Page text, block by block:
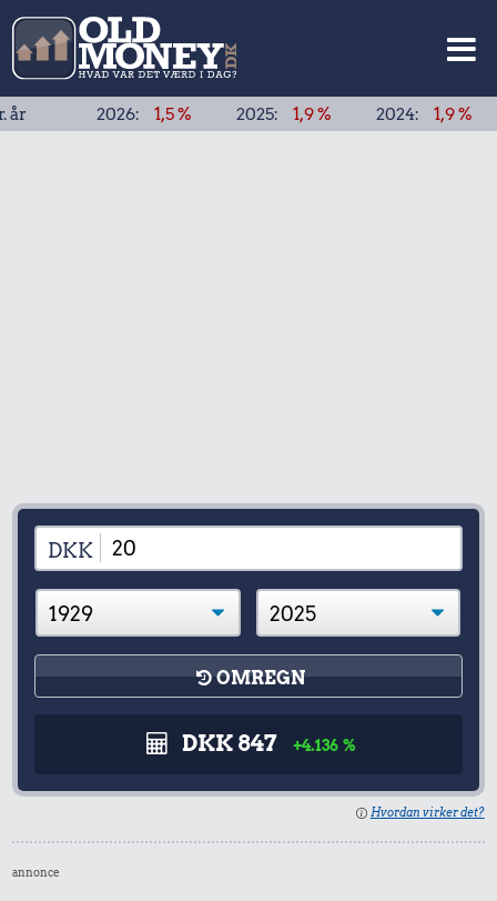
2026: 1,5 % 2025: 1,9 % 2024: 1,9 % 2023:
DKK
OMREGN
DKK 847 +4.136 %
Hvordan virker det?
annonce